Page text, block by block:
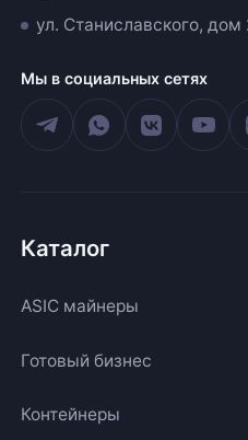
ул. Станиславского, дом
Мы в социальных сетях
Каталог
ASIC майнеры
Готовый бизнес
Контейнеры